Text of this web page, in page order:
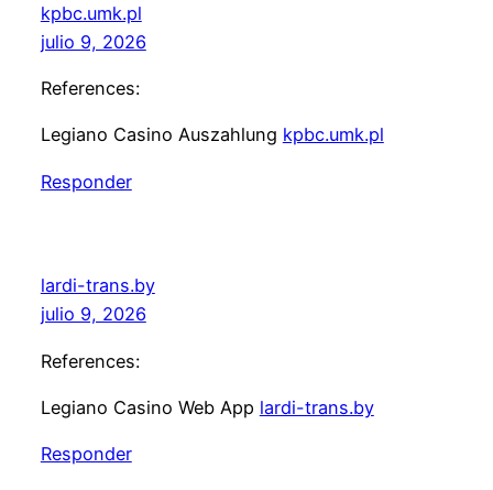
kpbc.umk.pl
julio 9, 2026
References:
Legiano Casino Auszahlung kpbc.umk.pl
Responder
lardi-trans.by
julio 9, 2026
References:
Legiano Casino Web App lardi-trans.by
Responder